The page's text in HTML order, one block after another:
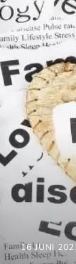
16 JUNI